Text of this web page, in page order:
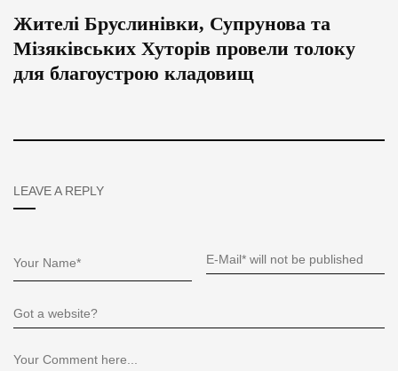
Жителі Бруслинівки, Супрунова та
Мізяківських Хуторів провели толоку
для благоустрою кладовищ
LEAVE A REPLY